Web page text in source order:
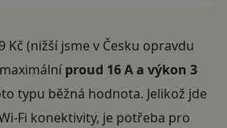
Kč (nižší jsme v Česku opravdu
proud 16 A a výkon 3
typu běžná hodnota. Jelikož jde
Fi konektivity, je potřeba pro